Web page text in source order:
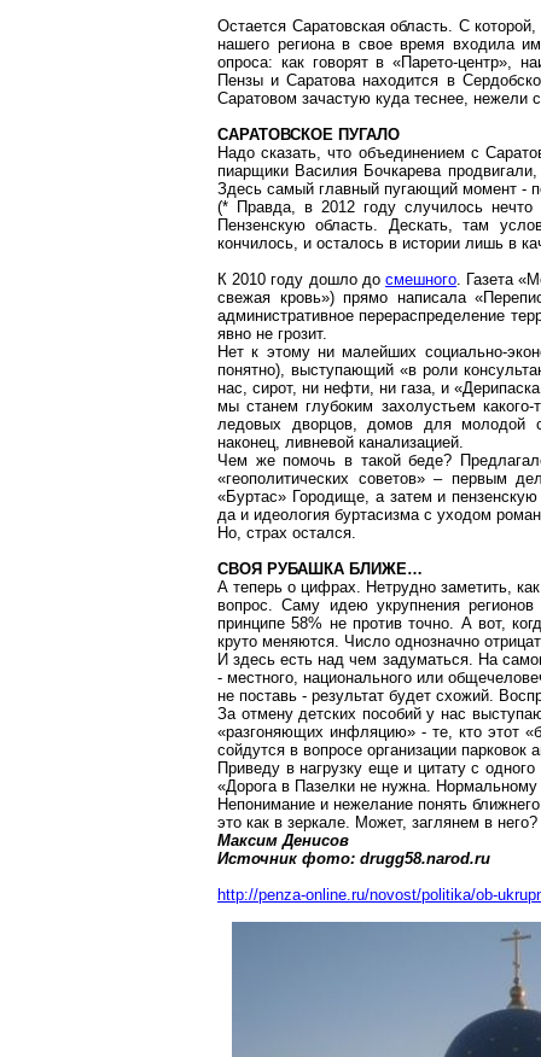
Остается Саратовская область. С
нашего региона в свое время входила
опроса: как говорят в «Парето-центр»,
Пензы и Саратова находится в
Саратовом зачастую куда теснее, нежели
САРАТОВСКОЕ ПУГАЛО
Надо сказать, что объединением с
пиарщики Василия Бочкарева
Здесь самый главный пугающий момент -
(* Правда, в 2012 году случилось нечто
Пензенскую область.
Дескать, там
кончилось, и осталось в истории лишь в
К 2010 году дошло досмешного. Газета
свежая кровь») прямо написала
административное перераспределение
явно не грозит.
Нет к этому ни малейших социально-
понятно), выступающий «в роли
нас, сирот, ни нефти, ни газа, и
мы станем глубоким захолустьем
ледовых дворцов, домов для молодой
наконец, ливневой канализацией.
Чем же помочь в такой беде?
«геополитических советов» – первым
«Буртас» Городище, а затем и
да и идеология буртасизмас уходом
Но, страх остался.
СВОЯ РУБАШКА БЛИЖЕ…
А теперь о цифрах. Нетрудно заметить,
вопрос. Саму идею укрупнения
принципе 58% не противточно. А вот,
круто меняются. Число однозначно
И здесь естьнад чем задуматься. На
- местного, национального или
не поставь - результат будет схожий.
За отмену детских пособий у нас
«разгоняющих инфляцию» - те, кто этот
сойдутся в вопросе организации парковок
Приведу в нагрузку еще и цитату с одного
«Дорога в Пазелки не нужна. Нормальному
Непонимание и нежелание понятьближнего
это как в зеркале. Может, заглянем в него?
Максим Денисов
Источник фото: drugg58.narod.ru
http://penza-online.ru/novost/politika/ob-